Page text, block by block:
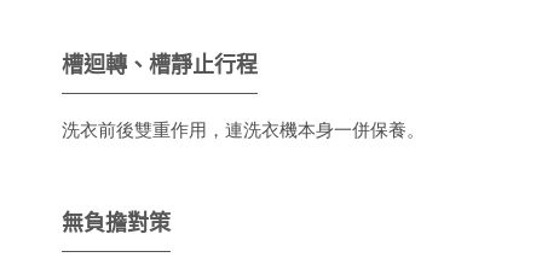
槽迴轉、槽靜止行程
洗衣前後雙重作用，連洗衣機本身一併保養。
無負擔對策